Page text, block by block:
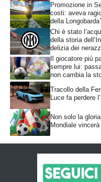
Promozione in
costi: aveva
della
Chi è stato
della storia
delizia dei
Il giocatore più
sempre lui:
non cambia la
Tracollo della
Luce fa perdere
Non solo la
Mondiale